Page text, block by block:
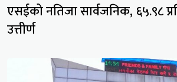
एसईको नतिजा सार्वजनिक, ६५.९८
उत्तीर्ण